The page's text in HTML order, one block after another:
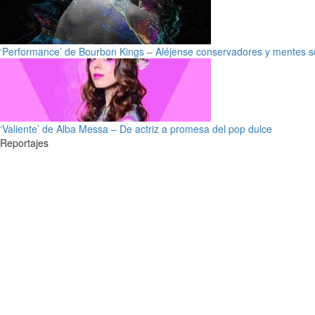
‘Performance’ de Bourbon Kings – Aléjense conservadores y mentes
‘Valiente’ de Alba Messa – De actriz a promesa del pop dulce
Reportajes